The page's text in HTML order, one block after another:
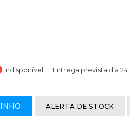
Indisponível Entrega prevista dia
ALERTA DE STOCK